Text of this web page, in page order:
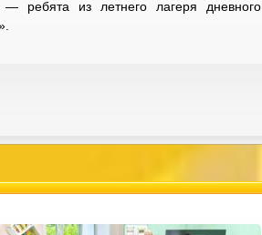
ребята из летнего лагеря дневного